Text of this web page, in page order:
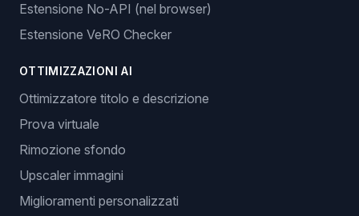
Estensione No-API (nel browser)
Estensione VeRO Checker
OTTIMIZZAZIONI AI
Ottimizzatore titolo e descrizione
Prova virtuale
Rimozione sfondo
Upscaler immagini
Miglioramenti personalizzati